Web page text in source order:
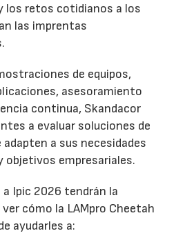
los retos cotidianos a los
las imprentas
de equipos,
asesoramiento
continua, Skandacor
a evaluar soluciones de
adapten a sus necesidades
objetivos empresariales.
Ipic 2026 tendrán la
cómo la LAMpro Cheetah
ayudarles a: